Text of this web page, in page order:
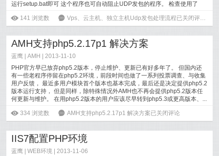
运行setup.bat即可 这个程序也可自动阻止UDP发包的程序。 检查使用了
ė 141 浏览数 6 Vps、云主机、独立主机Udp发包处理流程已关闭评论
AMH支持php5.2.17p1 解决方案
蓝鹰 |AMH
| 2013-11-10
PHP官方早已放弃php5.2版本，停止维护、更新已有好多年了。 但国内还
有一些老程序停留在php5.2环境，前段时间也做了一系列投票调查、与收集
用户反馈， 最近多用户模块首个版本也基本完成，最后还是决定提供php5.2
版本运行支持， 但是同样，除特殊情况外AMH也不再会提供php5.2版本任
何更新与维护。 在用php5.2版本的用户应该尽早转到php5.3或更高版本、...
ė 334 浏览数 6 AMH支持php5.2.17p1 解决方案已关闭评论
IIS7配置PHP环境
蓝鹰 |WEB环境 | 2013-11-06